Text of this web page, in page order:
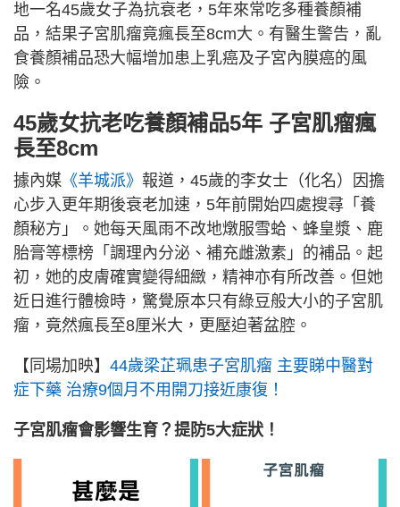
地一名45歲女子為抗衰老，5年來常吃多種養顏補
品，結果子宮肌瘤竟瘋長至8cm大。有醫生警告，亂
食養顏補品恐大幅增加患上乳癌及子宮內膜癌的風
險。
45歲女抗老吃養顏補品5年 子宮肌瘤瘋
長至8cm
據內媒 《羊城派》 報道，45歲的李女士（化名）因擔
心步入更年期後衰老加速，5年前開始四處搜尋「養
顏秘方」。她每天風雨不改地燉服雪蛤、蜂皇漿、鹿
胎膏等標榜「調理內分泌、補充雌激素」的補品。起
初，她的皮膚確實變得細緻，精神亦有所改善。但她
近日進行體檢時，驚覺原本只有綠豆般大小的子宮肌
瘤，竟然瘋長至8厘米大，更壓迫著盆腔。
【同場加映】 44歲梁芷珮患子宮肌瘤 主要睇中醫對
症下藥 治療9個月不用開刀接近康復！
子宮肌瘤會影響生育？提防5大症狀！